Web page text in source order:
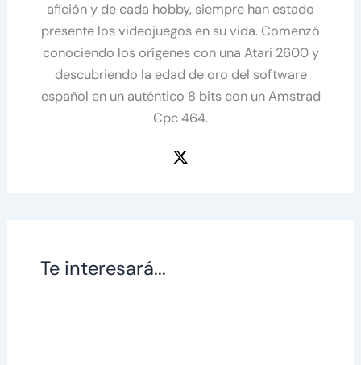
afición y de cada hobby, siempre han estado
presente los videojuegos en su vida. Comenzó
conociendo los orígenes con una Atari 2600 y
descubriendo la edad de oro del software
español en un auténtico 8 bits con un Amstrad
Cpc 464.
Te interesará...